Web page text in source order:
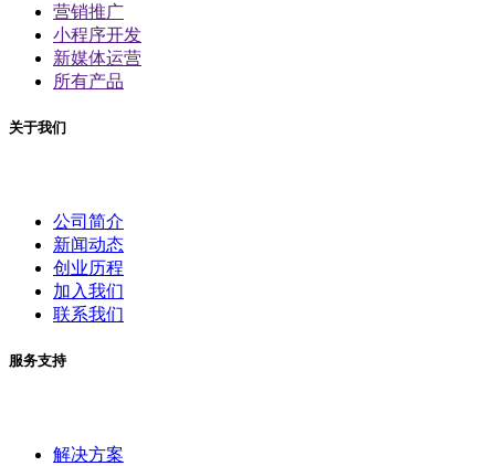
营销推广
小程序开发
新媒体运营
所有产品
关于我们
公司简介
新闻动态
创业历程
加入我们
联系我们
服务支持
解决方案